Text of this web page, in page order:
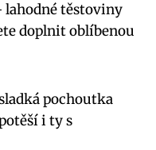
lahodné těstoviny
doplnit oblíbenou
pochoutka
i ty s